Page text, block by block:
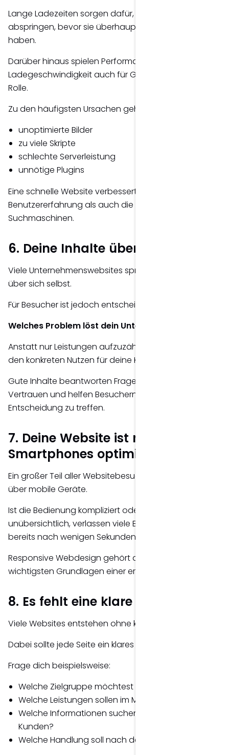
Lange Ladezeiten sorgen dafür, dass Besucher
abspringen, bevor sie überhaupt Inhalte gelesen
haben.
Darüber hinaus spielen Performance und
Ladegeschwindigkeit auch für Google eine wichtige
Rolle.
Zu den häufigsten Ursachen gehören:
unoptimierte Bilder
zu viele Skripte
schlechte Serverleistung
unnötige Plugins
Eine schnelle Website verbessert sowohl die
Benutzererfahrung als auch die Sichtbarkeit in
Suchmaschinen.
6. Deine Inhalte überzeugen nicht
Viele Unternehmenswebsites sprechen ausschließlich
über sich selbst.
Für Besucher ist jedoch entscheidend:
Welches Problem löst dein Unternehmen?
Anstatt nur Leistungen aufzuzählen, sollten Inhalte
den konkreten Nutzen für deine Kunden vermitteln.
Gute Inhalte beantworten Fragen, schaffen
Vertrauen und helfen Besuchern dabei, eine
Entscheidung zu treffen.
7. Deine Website ist nicht für
Smartphones optimiert
Ein großer Teil aller Websitebesuche erfolgt heute
über mobile Geräte.
Ist die Bedienung kompliziert oder das Layout
unübersichtlich, verlassen viele Besucher die Website
bereits nach wenigen Sekunden.
Responsive Webdesign gehört deshalb heute zu den
wichtigsten Grundlagen einer erfolgreichen Website.
8. Es fehlt eine klare Strategie
Viele Websites entstehen ohne konkretes Konzept.
Dabei sollte jede Seite ein klares Ziel verfolgen.
Frage dich beispielsweise:
Welche Zielgruppe möchtest du erreichen?
Welche Leistungen sollen im Mittelpunkt stehen?
Welche Informationen suchen potenzielle
Kunden?
Welche Handlung soll nach dem Besuch erfolgen?